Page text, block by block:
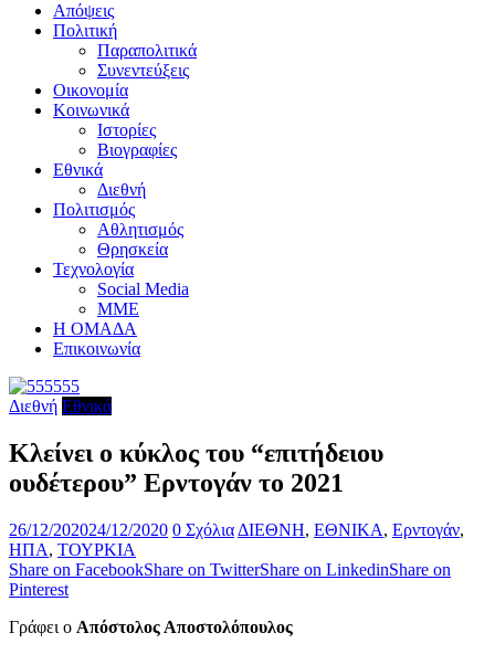
Απόψεις
Πολιτική
Παραπολιτικά
Συνεντεύξεις
Οικονομία
Κοινωνικά
Ιστορίες
Βιογραφίες
Εθνικά
Διεθνή
Πολιτισμός
Αθλητισμός
Θρησκεία
Τεχνολογία
Social Media
ΜΜΕ
Η ΟΜΑΔΑ
Επικοινωνία
Διεθνή Εθνικά
Κλείνει ο κύκλος του “επιτήδειου
ουδέτερου” Ερντογάν το 2021
26/12/202024/12/2020 0 Σχόλια ΔΙΕΘΝΗ, ΕΘΝΙΚΑ, Ερντογάν,
ΗΠΑ, ΤΟΥΡΚΙΑ
Share on FacebookShare on TwitterShare on LinkedinShare on
Pinterest
Γράφει ο Απόστολος Αποστολόπουλος